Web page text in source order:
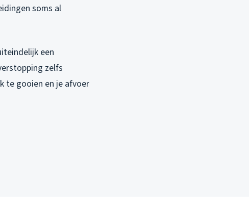
soms al
een
zelfs
te gooien en je afvoer